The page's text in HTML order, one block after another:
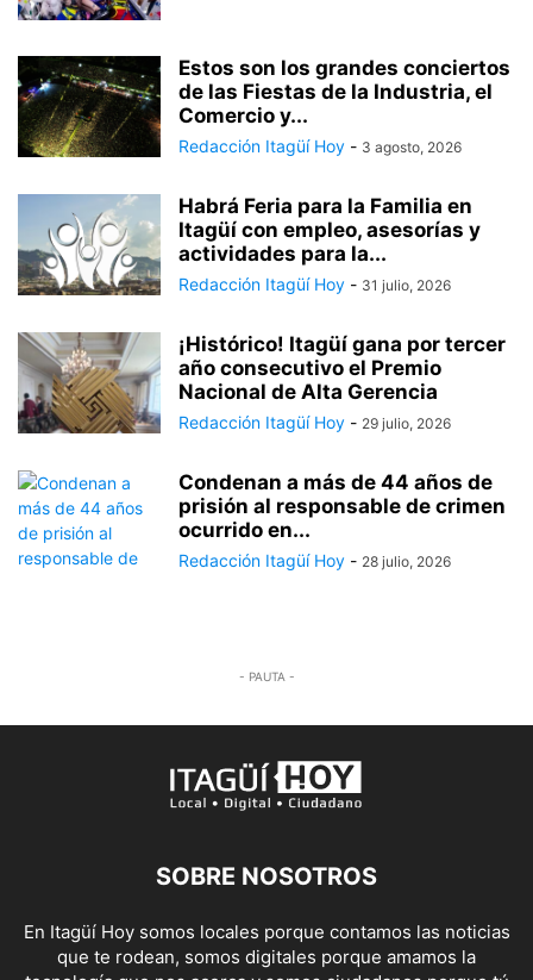
Estos son los grandes conciertos
de las Fiestas de la Industria, el
Comercio y...
Redacción Itagüí Hoy - 3 agosto, 2026
Habrá Feria para la Familia en
Itagüí con empleo, asesorías y
actividades para la...
Redacción Itagüí Hoy - 31 julio, 2026
¡Histórico! Itagüí gana por tercer
año consecutivo el Premio
Nacional de Alta Gerencia
Redacción Itagüí Hoy - 29 julio, 2026
Condenan a más de 44 años de
prisión al responsable de crimen
ocurrido en...
Redacción Itagüí Hoy - 28 julio, 2026
- PAUTA -
SOBRE NOSOTROS
En Itagüí Hoy somos locales porque contamos las noticias
que te rodean, somos digitales porque amamos la